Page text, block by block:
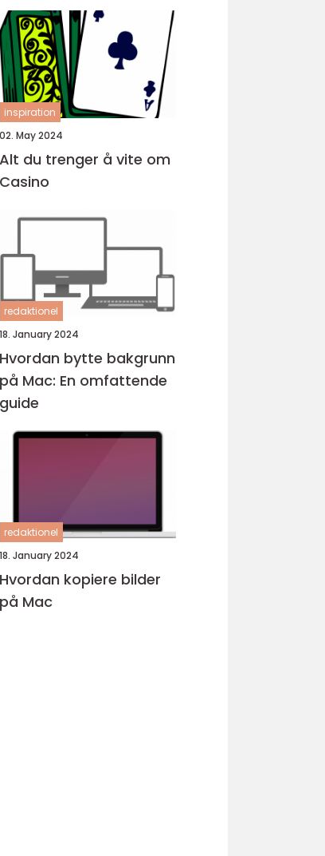
inspiration
02. May 2024
Alt du trenger å vite om
Casino
redaktionel
18. January 2024
Hvordan bytte bakgrunn
på Mac: En omfattende
guide
redaktionel
18. January 2024
Hvordan kopiere bilder
på Mac